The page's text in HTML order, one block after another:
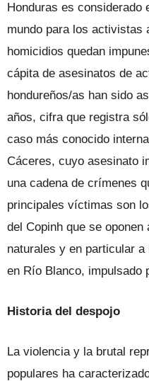
Honduras es considerado
mundo para los ac­tivistas
homi­cidios quedan
cápita de asesinatos de
hondureños/as han sido
años, ci­fra que registra
caso más conocido
Cáceres, cuyo asesinato
una cade­na de crímenes
principales víctimas son
del Copinh que se
naturales y en particular
en Río Blanco, impulsado
Historia del despojo
La violencia y la brutal
populares ha